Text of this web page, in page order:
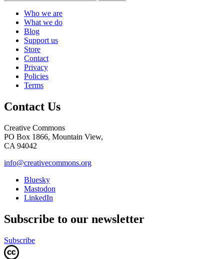
Who we are
What we do
Blog
Support us
Store
Contact
Privacy
Policies
Terms
Contact Us
Creative Commons
PO Box 1866, Mountain View,
CA 94042
info@creativecommons.org
Bluesky
Mastodon
LinkedIn
Subscribe to our newsletter
Subscribe